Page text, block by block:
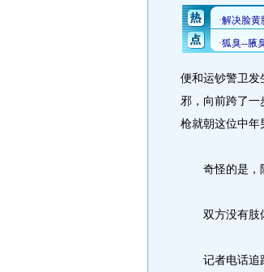
便和运钞警卫发
邪，向前跨了
枪就朝这位中年
奇怪的是，除
双方没有肢体
记者电话追